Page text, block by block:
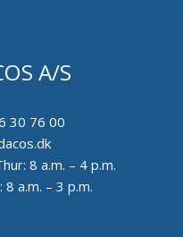
A/S
30 76 00
8 a.m. – 4 p.m.
8 a.m. – 3 p.m.